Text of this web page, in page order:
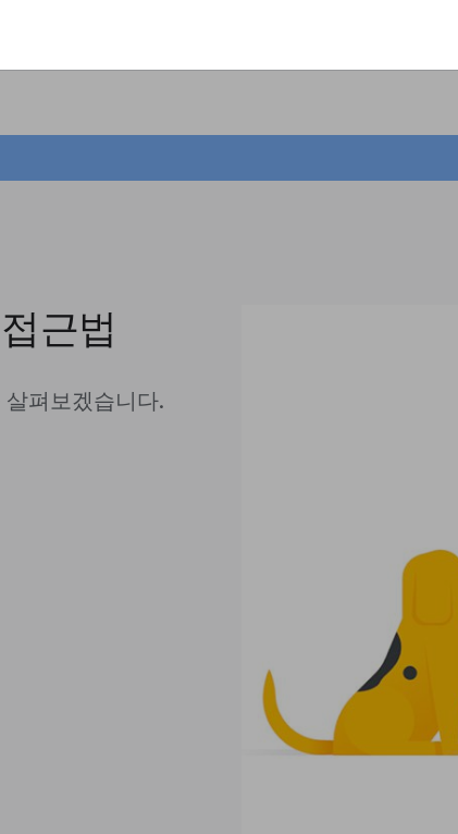
근법
펴보겠습니다.